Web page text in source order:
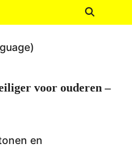
voor ouderen –
en